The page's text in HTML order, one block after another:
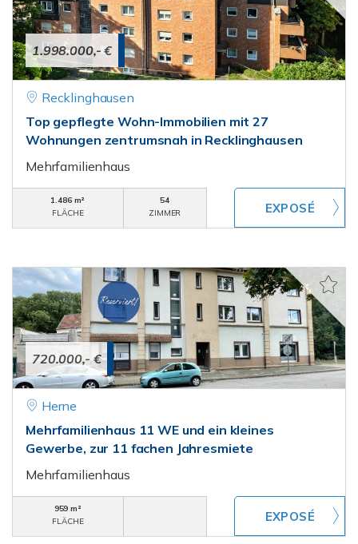
1.998.000,- €
Recklinghausen
Top gepflegte Wohn-Immobilien mit 27
Wohnungen zentrumsnah in Recklinghausen
Mehrfamilienhaus
1.486 m²
FLÄCHE
54
ZIMMER
720.000,- €
Herne
Mehrfamilienhaus 11 WE und ein kleines
Gewerbe, zur 11 fachen Jahresmiete
Mehrfamilienhaus
959 m²
FLÄCHE